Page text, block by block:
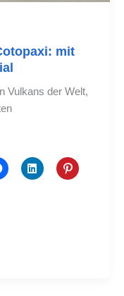
mit
Vulkans der Welt,